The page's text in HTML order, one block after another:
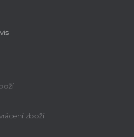
zboží